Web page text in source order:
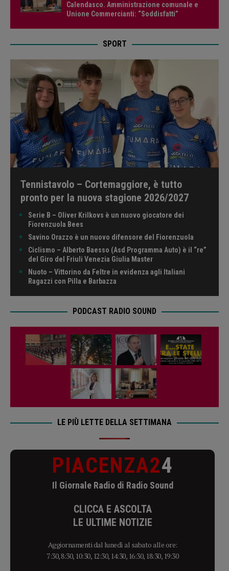
Calendasco. Amministrazione comunale e
Unione Commercianti: “Soddisfatti”
SPORT
Tennistavolo – Cortemaggiore, è tutto
pronto per la nuova stagione 2026/2027
Serie B – Oliver Krilkovs è un nuovo giocatore dei
Fiorenzuola Bees
Savino Orazzo è un nuovo difensore del Fiorenzuola
Ciclismo – Alberto Baesso (Asd Programma Auto) è il “re”
del Giro del Friuli Venezia Giulia Master
Nuoto – Vittorino da Feltre in evidenza agli Italiani
Ragazzi con Pilla e Barbazza
PODCAST RADIO SOUND
LE PIÙ LETTE DELLA SETTIMANA
PIACENZA24
Il Giornale Radio di Radio Sound
CLICCA E ASCOLTA
LE ULTIME NOTIZIE
Aggiornamenti dal lunedì al sabato alle ore:
7:30, 8:30, 10:30, 12:30, 14:30, 16:30, 18:30, 19:30